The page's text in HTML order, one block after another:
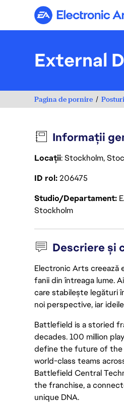
Electronic
External
Pagina de pornire
Informații
Locații: Stockholm,
ID rol206475
Studio/Departament
Stockholm
Descriere și
Electronic Arts creează
fanii din întreaga lume.
care stabilește legături
noi perspective, iar
Battlefield is a storied
decades. 100 million
define the future of the
world-class teams
Battlefield Central
the franchise, a
unique DNA.